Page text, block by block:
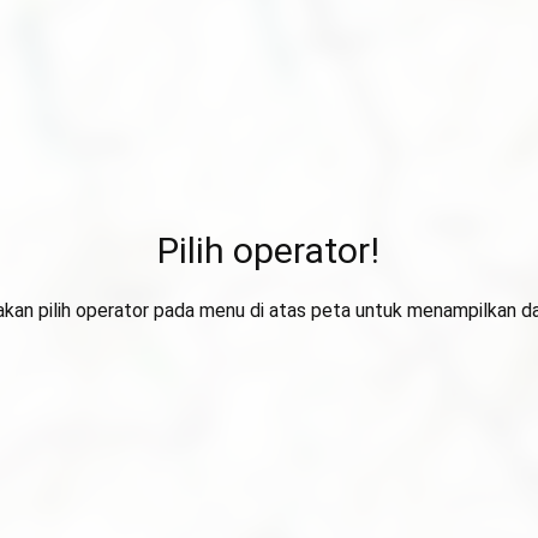
Pilih operator!
pilih operator pada menu di atas peta untuk menampilkan